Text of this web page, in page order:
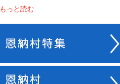
もっと読む